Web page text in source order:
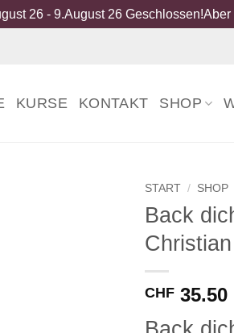
26 - 9.August 26
KURSE KONTAKT SHOP
START / SHOP
Back
CHF 35.50